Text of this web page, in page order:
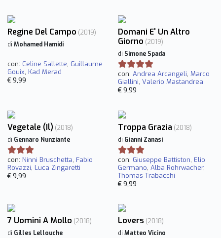
Regine Del Campo (2019)
di Mohamed Hamidi
con: Celine Sallette, Guillaume
Gouix, Kad Merad
€ 9,99
Domani E' Un Altro
Giorno (2019)
di Simone Spada
con: Andrea Arcangeli, Marco
Giallini, Valerio Mastandrea
€ 9,99
Vegetale (Il) (2018)
di Gennaro Nunziante
con: Ninni Bruschetta, Fabio
Rovazzi, Luca Zingaretti
€ 9,99
Troppa Grazia (2018)
di Gianni Zanasi
con: Giuseppe Battiston, Elio
Germano, Alba Rohrwacher,
Thomas Trabacchi
€ 9,99
7 Uomini A Mollo (2018)
di Gilles Lellouche
Lovers (2018)
di Matteo Vicino